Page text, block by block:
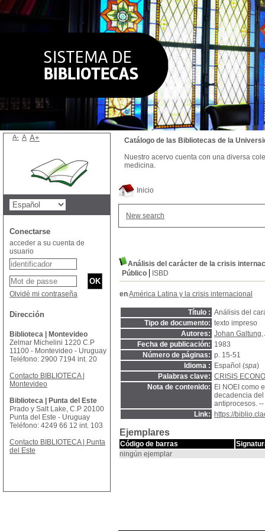
Inicio
New search
Análisis del carácter de la crisis
Público
ISBD
enAmérica Latina y la crisis internacional
Título : Análisis del
Tipo de documento: texto impreso
Autores: Johan Galtung,
Fecha de publicación: 1983
Número de páginas: p. 15-51
Idioma :
Español (spa)
Palabras clave: CRISIS
Nota de contenido:
El NOEI como
decadencia del
antiprocesos.
Link:
https://
Ejemplares
Código de barras
ningún ejemplar
Catálogo de las Bibliotecas de la
Nuestro acervo cuenta con una diversa
medicina.
A- A A+
Conectarse
acceder a su cuenta de
usuario
Olvidé mi contraseña
Dirección
Biblioteca | Montevideo
Zelmar Michelini 1220 C.P
11100 - Montevideo - Uruguay
Teléfono: 2900 7194 int. 20
Contacto BIBLIOTECA |
Montevideo
Biblioteca | Punta del Este
Prado y Salt Lake, C.P 20100
Punta del Este - Uruguay
Teléfono: 4249 66 12 int. 103
Contacto BIBLIOTECA | Punta
del Este